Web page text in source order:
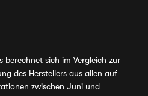
berechnet sich im Vergleich zur
des Herstellers aus allen auf
zwischen Juni und